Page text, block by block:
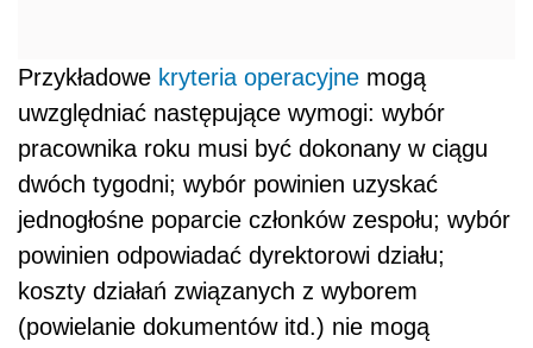
Przykładowe kryteria operacyjne mogą
uwzględniać następujące wymogi: wybór
pracownika roku musi być dokonany w ciągu
dwóch tygodni; wybór powinien uzyskać
jednogłośne poparcie członków zespołu; wybór
powinien odpowiadać dyrektorowi działu;
koszty działań związanych z wyborem
(powielanie dokumentów itd.) nie mogą